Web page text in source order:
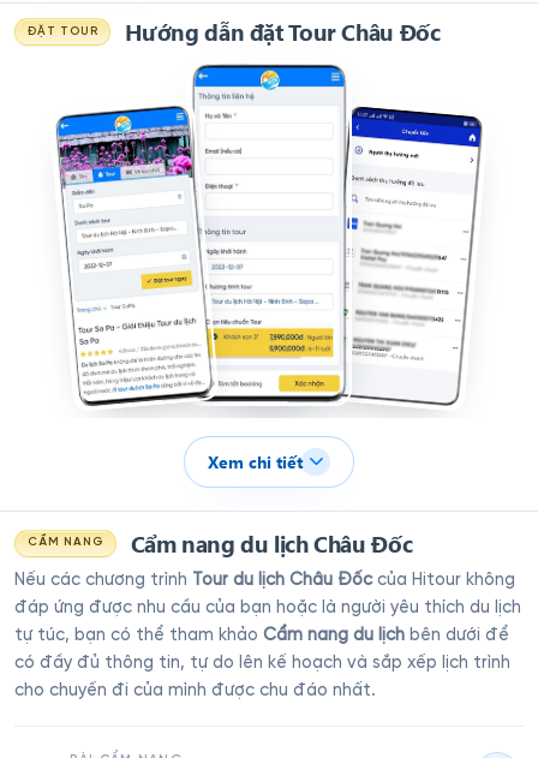
viên tư vấn.
ĐẶT TOUR Hướng dẫn đặt Tour Châu Đốc
Xem chi tiết
CẨM NANG Cẩm nang du lịch Châu Đốc
Nếu các chương trình Tour du lịch Châu Đốccủa Hitour không
đáp ứng được nhu cầu của bạn hoặc là người yêu thích du lịch
tự túc, bạn có thể tham khảo Cẩm nang du lịch bên dưới để
có đầy đủ thông tin, tự do lên kế hoạch và sắp xếp lịch trình
cho chuyến đi của mình được chu đáo nhất.